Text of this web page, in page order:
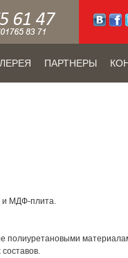
ПАРТНЕРЫ
и МДФ-плита.
полиуретановыми